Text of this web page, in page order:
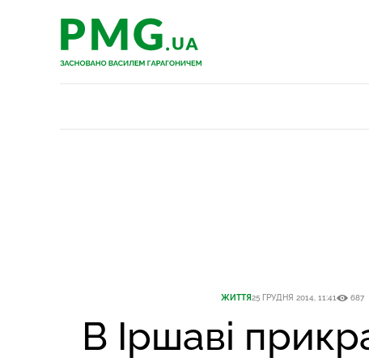
PMG.ua
PMG.ua
ЖИТТЯ25 ГРУДНЯ 2014, 11:41 687
В Іршаві